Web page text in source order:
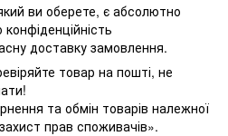
ви оберете, є абсолютно
доставку замовлення.
товар на пошті, не
та обмін товарів належної
прав споживачів».